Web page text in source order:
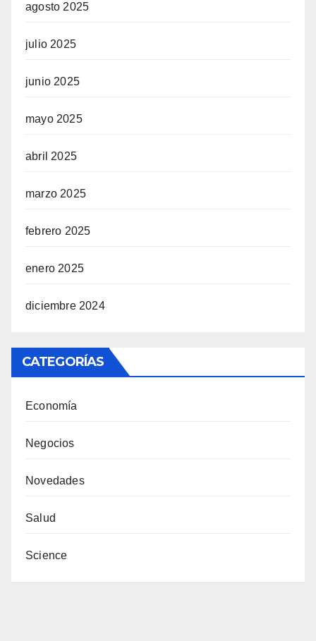
agosto 2025
julio 2025
junio 2025
mayo 2025
abril 2025
marzo 2025
febrero 2025
enero 2025
diciembre 2024
CATEGORÍAS
Economía
Negocios
Novedades
Salud
Science